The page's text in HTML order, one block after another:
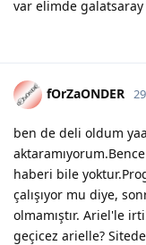
var elimde
fOrZaONDER
ben de deli oldum
haberi bile
çalışıyor mu diye,
olmamıştır. Ariel'le
geçicez arielle?